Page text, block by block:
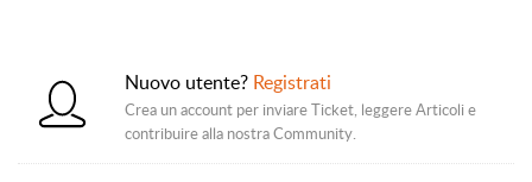
Nuovo utente? Registrati
Crea un account per inviare Ticket, leggere Articoli e
contribuire alla nostra Community.